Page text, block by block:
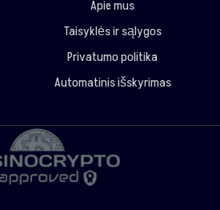
Apie mus
Taisyklės ir sąlygos
Privatumo politika
Automatinis išskyrimas